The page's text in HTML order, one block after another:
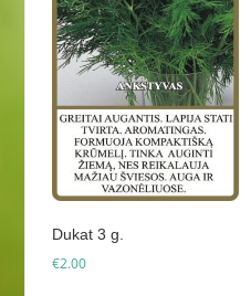
Dukat 3 g.
€2.00